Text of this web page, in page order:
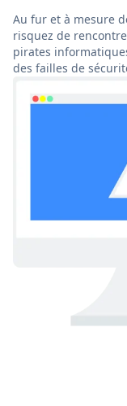
Au fur et à mesure
risquez de
pirates
des failles de